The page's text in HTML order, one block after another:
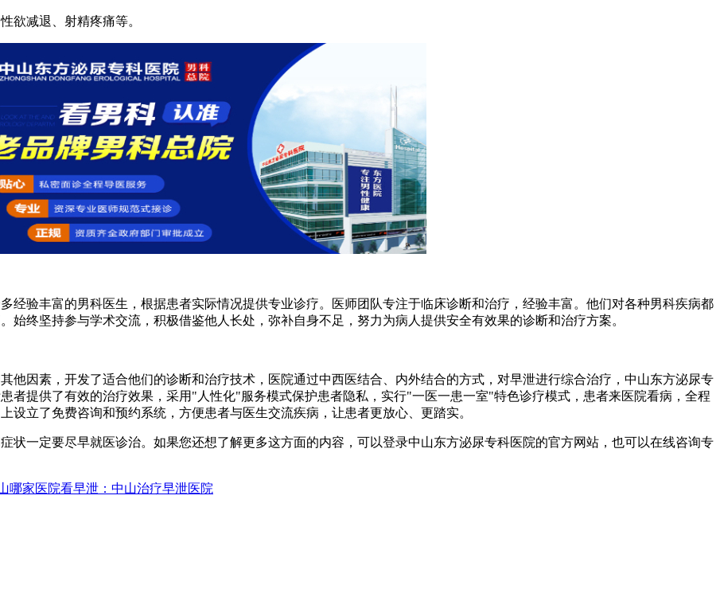
减退、射精疼痛等。
验丰富的男科医生，根据患者实际情况提供专业诊疗。医师团队专注于临床诊断和治疗，经验丰富。他们对各种男科疾病都
始终坚持参与学术交流，积极借鉴他人长处，弥补自身不足，努力为病人提供安全有效果的诊断和治疗方案。
因素，开发了适合他们的诊断和治疗技术，医院通过中西医结合、内外结合的方式，对早泄进行综合治疗，中山东方泌尿专
者提供了有效的治疗效果，采用"人性化"服务模式保护患者隐私，实行"一医一患一室"特色诊疗模式，患者来医院看病，全程
立了免费咨询和预约系统，方便患者与医生交流疾病，让患者更放心、更踏实。
一定要尽早就医诊治。如果您还想了解更多这方面的内容，可以登录中山东方泌尿专科医院的官方网站，也可以在线咨询专
哪家医院看早泄：中山治疗早泄医院